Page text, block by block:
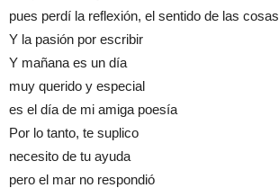
pues perdí la reflexión, el sentido de las cosas
Y la pasión por escribir
Y mañana es un día
muy querido y especial
es el día de mi amiga poesía
Por lo tanto, te suplico
necesito de tu ayuda
pero el mar no respondió